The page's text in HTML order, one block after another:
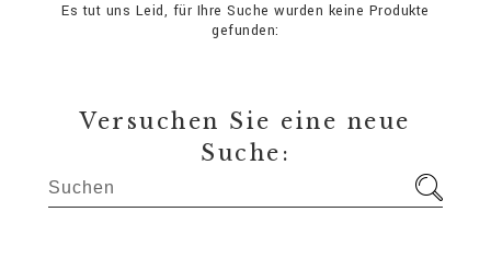
Es tut uns Leid, für Ihre Suche wurden keine Produkte
gefunden:
Versuchen Sie eine neue
Suche: